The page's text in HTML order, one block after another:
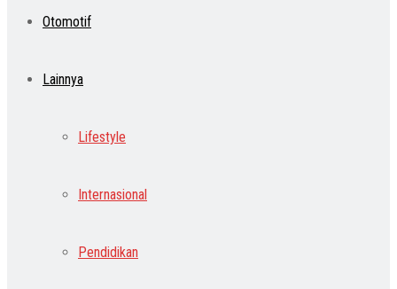
Otomotif
Lainnya
Lifestyle
Internasional
Pendidikan